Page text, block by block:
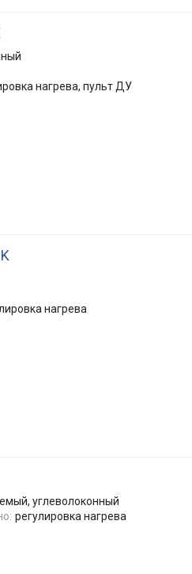
нагрева, пульт ДУ
нагрева
углеволоконный
регулировка нагрева